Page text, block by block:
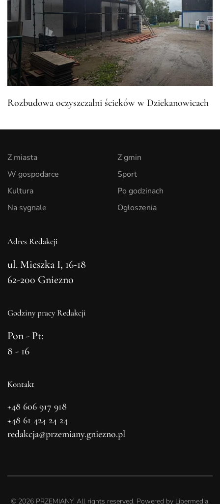
Rozbudowa oczyszczalni ścieków w Dziekanowicach
Z miasta
W gospodarce
Kultura
Na sygnale
Z gmin
Sport
Po godzinach
Ogłoszenia
Adres Redakcji
ul. Mieszka I, 16-18
62-200 Gniezno
Godziny pracy Redakcji
Pon - Pt:
8 - 16
Kontakt
+48 606 917 918
+48 61 424 24 24
redakcja@przemiany.gniezno.pl
© 2026PRZEMIANY. All rights reserved. Powered by Libermedia.